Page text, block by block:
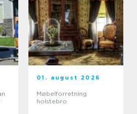
01. august 2026
Møbelforretning
holstebro